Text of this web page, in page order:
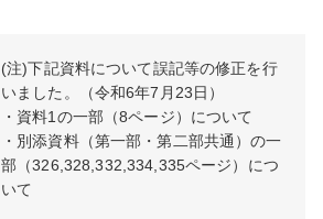
(注)下記資料について誤記等の修正を行
いました。（令和6年7月23日）
・資料1の一部（8ページ）について
・別添資料（第一部・第二部共通）の一
部（326,328,332,334,335ページ）につ
いて